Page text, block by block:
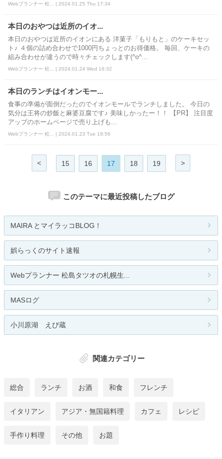
Webプランナー 松... | 2024.01.25 Thu 17:34
本日のおやつは近所のイオ...
本日のおやつは近所のイオンにある 洋菓子「もりもと」のケーキセッ
ト♪ ４個の詰め合わせで1000円ちょっとのお得価格。 毎回、ケーキの
組み合わせが違うので時々チェックします(^o^...
Webプランナー 松... | 2024.01.24 Wed 16:32
本日のランチはイオンモー...
食事の準備が面倒だったのでイオンモールでランチしました。 今日の
気分は王将の炒飯と麻婆豆腐です♪ 美味しかったー！！ 【PR】 注目度
アップのホームページで売り上げも...
Webプランナー 松... | 2024.01.23 Tue 19:56
< 15 16 17 18 19 >
このテーマに最近投稿したブログ
MAIRA とマイラッコBLOG！
娯らっくのサイト速報
Webプランナー 松島タツオの札幌生...
MASログ
小川原湖 えび蔵
関連カテゴリー
総合 ランチ お酒 和食 フレンチ
イタリアン アジア・無国籍料理 カフェ レシピ
手作り料理 その他 お題